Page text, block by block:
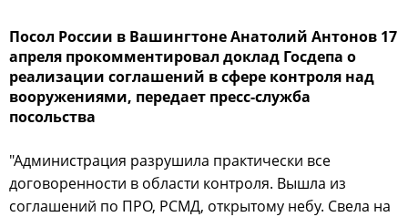
Посол России в Вашингтоне Анатолий Антонов 17
апреля прокомментировал доклад Госдепа о
реализации соглашений в сфере контроля над
вооружениями, передает пресс-служба
посольства
"Администрация разрушила практически все
договоренности в области контроля. Вышла из
соглашений по ПРО, РСМД, открытому небу. Свела на